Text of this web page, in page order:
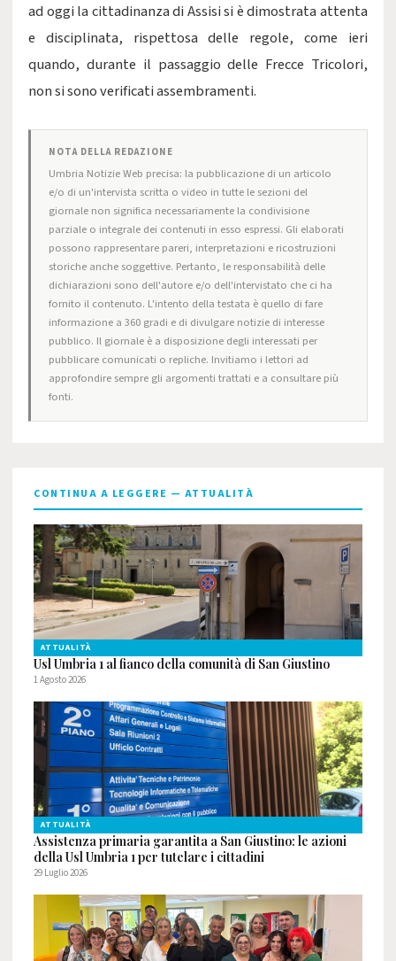
ad oggi la cittadinanza di Assisi si è dimostrata attenta
e disciplinata, rispettosa delle regole, come ieri
quando, durante il passaggio delle Frecce Tricolori,
non si sono verificati assembramenti.
NOTA DELLA REDAZIONE
Umbria Notizie Web precisa: la pubblicazione di un articolo
e/o di un'intervista scritta o video in tutte le sezioni del
giornale non significa necessariamente la condivisione
parziale o integrale dei contenuti in esso espressi. Gli elaborati
possono rappresentare pareri, interpretazioni e ricostruzioni
storiche anche soggettive. Pertanto, le responsabilità delle
dichiarazioni sono dell'autore e/o dell'intervistato che ci ha
fornito il contenuto. L'intento della testata è quello di fare
informazione a 360 gradi e di divulgare notizie di interesse
pubblico. Il giornale è a disposizione degli interessati per
pubblicare comunicati o repliche. Invitiamo i lettori ad
approfondire sempre gli argomenti trattati e a consultare più
fonti.
CONTINUA A LEGGERE — ATTUALITÀ
ATTUALITÀ
Usl Umbria 1 al fianco della comunità di San Giustino
1 Agosto 2026
ATTUALITÀ
Assistenza primaria garantita a San Giustino: le azioni
della Usl Umbria 1 per tutelare i cittadini
29 Luglio 2026